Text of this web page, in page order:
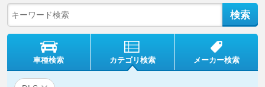
車種検索 カテゴリ検索 メーカー検索